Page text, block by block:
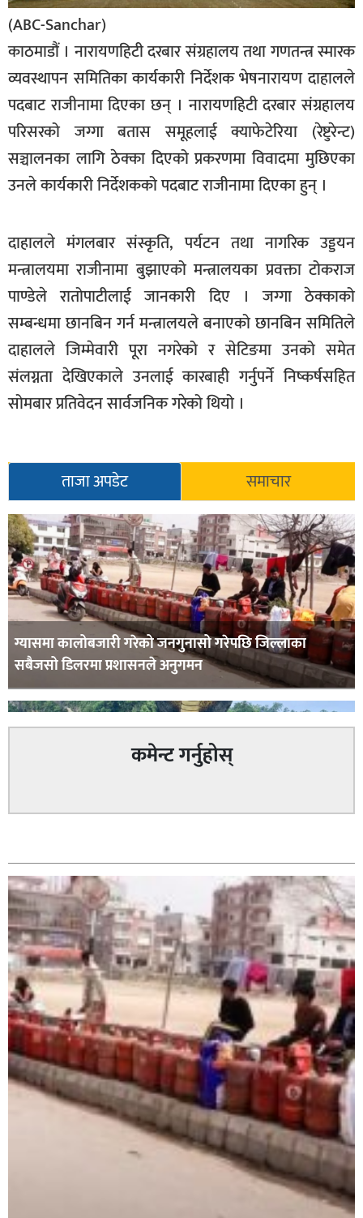
बिचार
कुराकानी
जीवनशैली
साहित्य
प्रवधि
(ABC-Sanchar)
काठमाडौं । नारायणहिटी दरबार संग्रहालय तथा गणतन्त्र स्मारक
व्यवस्थापन समितिका कार्यकारी निर्देशक भेषनारायण दाहालले
पदबाट राजीनामा दिएका छन् । नारायणहिटी दरबार संग्रहालय
परिसरको जग्गा बतास समूहलाई क्याफेटेरिया (रेष्टुरेन्ट)
सञ्चालनका लागि ठेक्का दिएको प्रकरणमा विवादमा मुछिएका
उनले कार्यकारी निर्देशकको पदबाट राजीनामा दिएका हुन् ।
दाहालले मंगलबार संस्कृति, पर्यटन तथा नागरिक उड्डयन
मन्त्रालयमा राजीनामा बुझाएको मन्त्रालयका प्रवक्ता टोकराज
पाण्डेले रातोपाटीलाई जानकारी दिए । जग्गा ठेक्काको
सम्बन्धमा छानबिन गर्न मन्त्रालयले बनाएको छानबिन समितिले
दाहालले जिम्मेवारी पूरा नगरेको र सेटिङमा उनको समेत
संलग्नता देखिएकाले उनलाई कारबाही गर्नुपर्ने निष्कर्षसहित
सोमबार प्रतिवेदन सार्वजनिक गरेको थियो ।
ताजा अपडेट समाचार
ग्यासमा कालोबजारी गरेको जनगुनासो गरेपछि जिल्लाका
सबैजसो डिलरमा प्रशासनले अनुगमन
नेवार सेवा समिति घोराहीद्वारा एक महिने नेवारी बाजा तथा नृत्य
प्रशिक्षण सुरु,
शिक्षालाई उत्पादन, समृद्धि एवं सृजनशीलतासँग जोड्ने घोराही
कमेन्ट गर्नुहोस्